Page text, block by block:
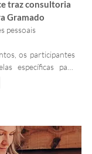
traz consultoria
Gramado
pessoais
os participantes
específicas para
mais valorizam a
O processo